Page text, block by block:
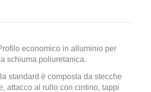
economico in alluminio per
schiuma poliuretanica.
standard è composta da stecche
attacco al rullo con cintino, tappi